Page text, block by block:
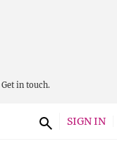
Get in touch.
SIGN IN